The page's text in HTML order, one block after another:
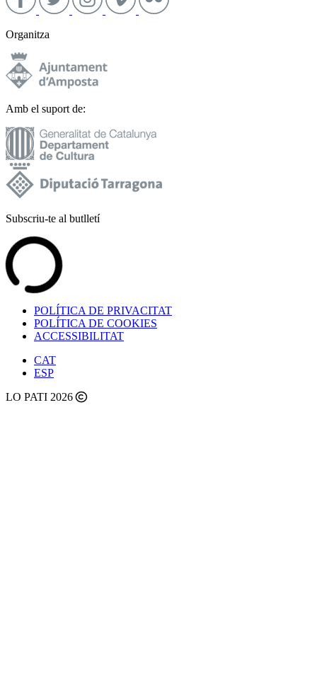
Organitza
Amb el suport de:
Subscriu-te al butlletí
POLÍTICA DE PRIVACITAT
POLÍTICA DE COOKIES
ACCESSIBILITAT
CAT
ESP
LO PATI 2026